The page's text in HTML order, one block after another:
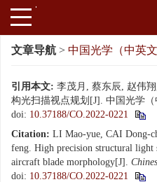
文章导航 > 中国光学（中英文
引用本文: 李茂月, 蔡东辰, 赵伟
构光扫描视点规划[J]. 中国光学（
doi: 10.37188/CO.2022-0221
Citation: LI Mao-yue, CAI Dong-
feng. High precision structural
aircraft blade morphology[J].
doi: 10.37188/CO.2022-0221